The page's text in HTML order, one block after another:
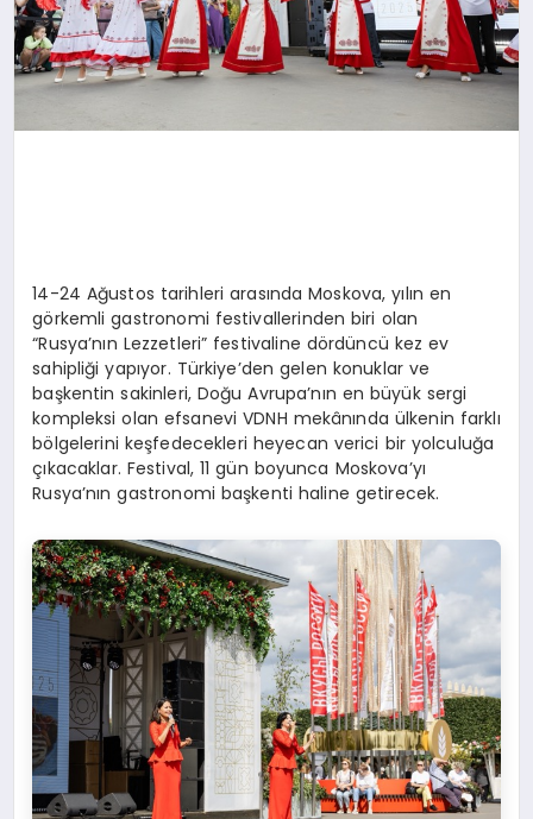
14-24 Ağustos tarihleri arasında Moskova, yılın en
görkemli gastronomi festivallerinden biri olan
“Rusya’nın Lezzetleri” festivaline dördüncü kez ev
sahipliği yapıyor. Türkiye’den gelen konuklar ve
başkentin sakinleri, Doğu Avrupa’nın en büyük sergi
kompleksi olan efsanevi VDNH mekânında ülkenin farklı
bölgelerini keşfedecekleri heyecan verici bir yolculuğa
çıkacaklar. Festival, 11 gün boyunca Moskova’yı
Rusya’nın gastronomi başkenti haline getirecek.